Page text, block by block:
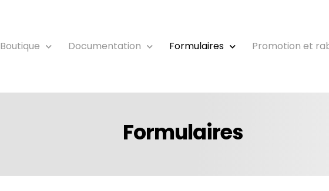
Boutique Documentation Formulaires Promotion et
Formulaires